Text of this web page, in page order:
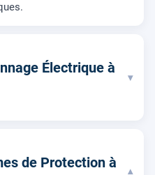
Électrique à
▾
de Protection à
▾